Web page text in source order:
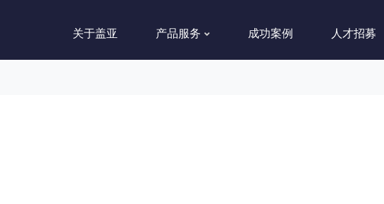
关于盖亚 产品服务 成功案例 人才招募